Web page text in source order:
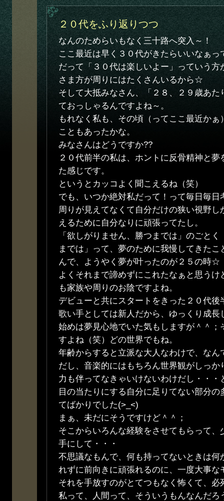
２０代をふり返りつつ
なんのためらいもなく三十路へ突入～！
ここ最近は早く３０代がきたらいいなぁっ
だって「３０代は楽しいよー」っていう方
さま方が周りにはたくさんいるから☆
そして大抵みなさん、「２８、２９歳あた
ておっしゃるんですよね～。
もれなく私も、その頃（ってここ最近か
こともあったかな。
みなさんはどうですか??
２０代前半の私は、ホントに反骨精神と
た感じです。
というとカッコよく聞こえるね（笑）
でも、いつか絶対私だって！って毎日毎日
周りが見えてなくて自分だけの狭い視野
えるために自分なりに頑張ってたし。
「欲しがりません、勝つまでは」のごと
までは」って、夢のために我慢してきた
んで、ようやく夢が叶ったのが２５の時☆
よくそれまで諦めずにこれたなぁと思う
も家族や周りのお陰ですよね。
デビューと共にスタートをきった２０代後
歌い手としては新人だから、ゆっくり成長
始めは夢見心地でいた気もしますが＾＾；
すよね（笑）どの世界でもね。
年齢からすると立派な大人なわけで、なん
だし、音楽的にはもちろん世界観がしっか
力も伴ってなきゃいけないわけだし・・・
目の当たりにする自分に足りてない部分
てばかりでした(>_<)
まぁ、未だにそうですけど＾＾；
そこからいろんな経験をさせてもらって、
手にして・・・
不思議なもんで、何も持ってないときは何
れずに前向きに頑張れるのに、一度大事な
それを手放すのがとてつもなく怖くて、必
私って、人間って、そういうもんなんだろ